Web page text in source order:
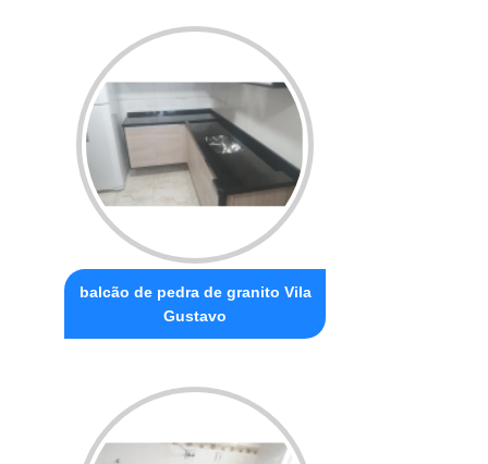
balcão de pedra de granito Vila
Gustavo